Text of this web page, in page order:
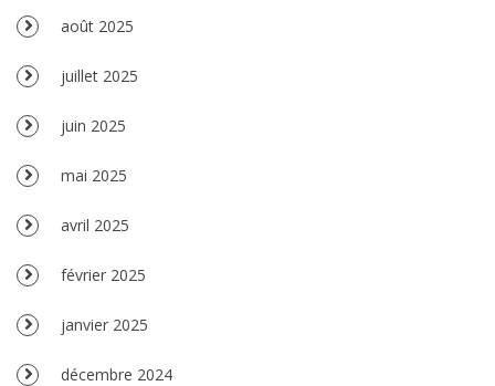
août 2025
juillet 2025
juin 2025
mai 2025
avril 2025
février 2025
janvier 2025
décembre 2024